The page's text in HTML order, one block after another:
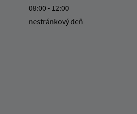
08:00 - 12:00
nestránkový deň